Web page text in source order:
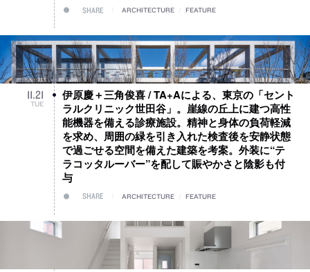
SHARE ARCHITECTURE FEATURE
11.21
TUE
伊原慶＋三角俊喜 / TA+Aによる、東京の「セント
ラルクリニック世田谷」。崖線の丘上に建つ高性
能機器を備える診療施設。精神と身体の負荷軽減
を求め、周囲の緑を引き入れた検査後を安静状態
で過ごせる空間を備えた建築を考案。外装に“テ
ラコッタルーバー”を配して賑やかさと陰影も付
与
SHARE ARCHITECTURE FEATURE